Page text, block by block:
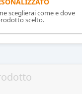
sceglierai come e dove
scelto.